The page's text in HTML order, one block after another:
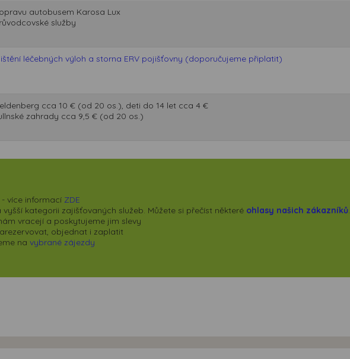
autobusem Karosa Lux
služby
léčebných výloh a storna ERV pojišťovny (doporučujeme připlatit)
cca 10 € (od 20 os.), deti do 14 let cca 4 €
zahrady cca 9,5 € (od 20 os.)
více informací ZDE
kategorii zajišťovaných služeb. Můžete si přečíst některé ohlasy našich zákazníků.
vracejí a poskytujeme jim slevy
objednat i zaplatit
na vybrané zájezdy
přizpůsobených Vašim zájmům.